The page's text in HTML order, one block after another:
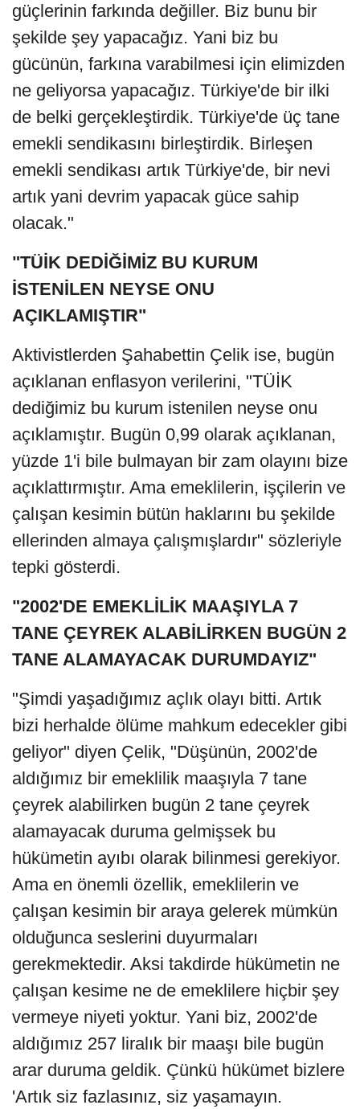
güçlerinin farkında değiller. Biz bunu bir
şekilde şey yapacağız. Yani biz bu
gücünün, farkına varabilmesi için elimizden
ne geliyorsa yapacağız. Türkiye'de bir ilki
de belki gerçekleştirdik. Türkiye'de üç tane
emekli sendikasını birleştirdik. Birleşen
emekli sendikası artık Türkiye'de, bir nevi
artık yani devrim yapacak güce sahip
olacak."
"TÜİK DEDİĞİMİZ BU KURUM
İSTENİLEN NEYSE ONU
AÇIKLAMIŞTIR"
Aktivistlerden Şahabettin Çelik ise, bugün
açıklanan enflasyon verilerini, "TÜİK
dediğimiz bu kurum istenilen neyse onu
açıklamıştır. Bugün 0,99 olarak açıklanan,
yüzde 1'i bile bulmayan bir zam olayını bize
açıklattırmıştır. Ama emeklilerin, işçilerin ve
çalışan kesimin bütün haklarını bu şekilde
ellerinden almaya çalışmışlardır" sözleriyle
tepki gösterdi.
"2002'DE EMEKLİLİK MAAŞIYLA 7
TANE ÇEYREK ALABİLİRKEN BUGÜN 2
TANE ALAMAYACAK DURUMDAYIZ"
"Şimdi yaşadığımız açlık olayı bitti. Artık
bizi herhalde ölüme mahkum edecekler gibi
geliyor" diyen Çelik, "Düşünün, 2002'de
aldığımız bir emeklilik maaşıyla 7 tane
çeyrek alabilirken bugün 2 tane çeyrek
alamayacak duruma gelmişsek bu
hükümetin ayıbı olarak bilinmesi gerekiyor.
Ama en önemli özellik, emeklilerin ve
çalışan kesimin bir araya gelerek mümkün
olduğunca seslerini duyurmaları
gerekmektedir. Aksi takdirde hükümetin ne
çalışan kesime ne de emeklilere hiçbir şey
vermeye niyeti yoktur. Yani biz, 2002'de
aldığımız 257 liralık bir maaşı bile bugün
arar duruma geldik. Çünkü hükümet bizlere
'Artık siz fazlasınız, siz yaşamayın.